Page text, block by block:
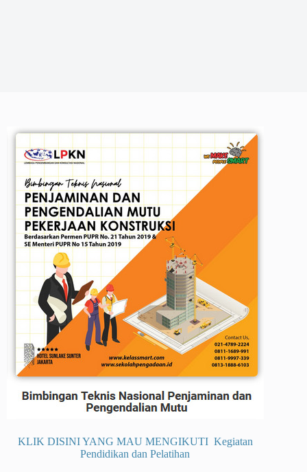
KLIK DISINI YANG MAU MENGIKUTI Kegiatan
Pendidikan dan Pelatihan